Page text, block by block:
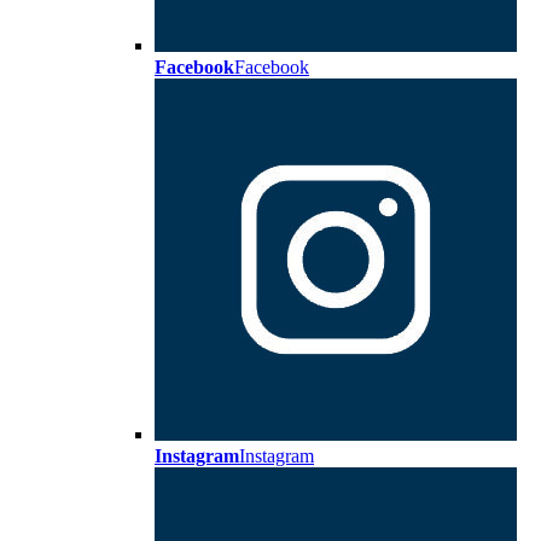
FacebookFacebook
InstagramInstagram